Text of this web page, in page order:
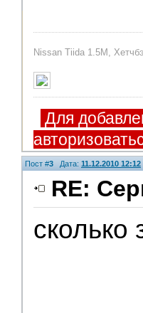
Nissan Tiida 1.5M,
Для
Пост #3 Дата: 11.12.2010 12:12
RE:
сколько